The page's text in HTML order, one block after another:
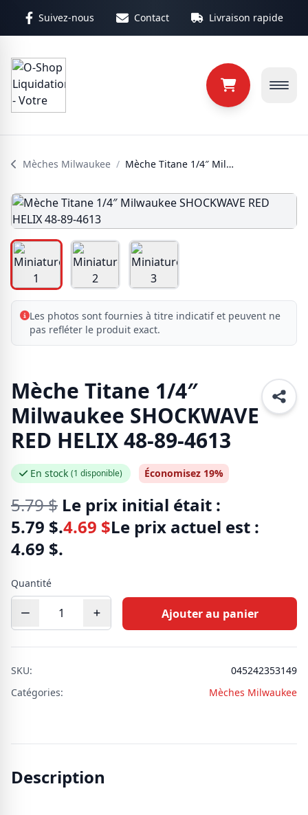
Suivez-nous Contact Livraison rapide
Mèches Milwaukee / Mèche Titane 1/4″ Milwaukee SHOCKWAVE RED HELIX 48-89-4613
Les photos sont fournies à titre indicatif et peuvent ne
pas refléter le produit exact.
Mèche Titane 1/4″
Milwaukee SHOCKWAVE
RED HELIX 48-89-4613
En stock (1 disponible) Économisez 19%
5.79$ Le prix initial était :
5.79 $.4.69 $Le prix actuel est :
4.69 $.
Quantité
Ajouter au panier
SKU:
045242353149
Catégories:
Mèches Milwaukee
Description